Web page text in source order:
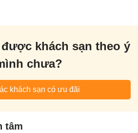
khách sạn theo ý
chưa?
khách sạn có ưu đãi
tâm